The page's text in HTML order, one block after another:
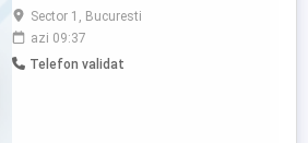
publicitare. Locatie stabila :
Bucuresti,Soseaua Chitilei nr 230 ( in
incinta DB Schenker,Hala A5 ) Program L-V
8,30-17 Salariu atractiv de la 4000 lei net in
Sector 1, Bucuresti
azi 09:37
Telefon validat